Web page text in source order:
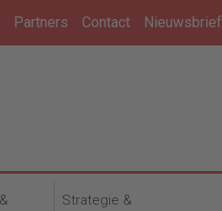
Partners Contact Nieuwsbrief
Strategie &